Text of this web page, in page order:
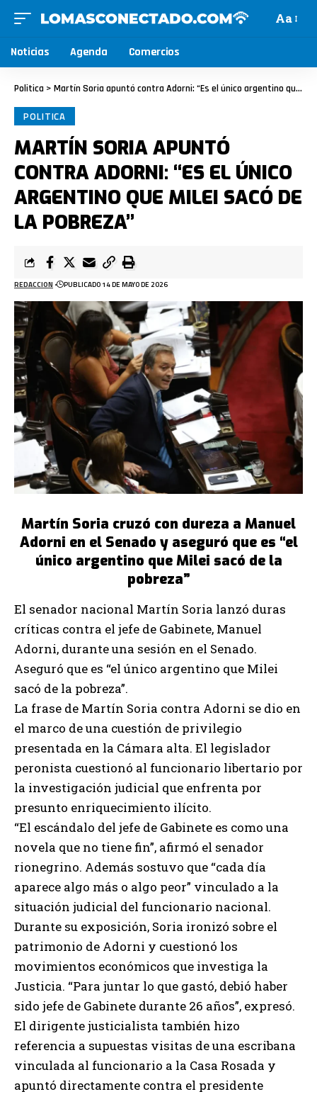
Aa
Noticias Agenda Comercios
Politica > Martín Soria apuntó contra Adorni: “Es el único argentino que Milei sacó de la pobreza”
POLITICA
MARTÍN SORIA APUNTÓ
CONTRA ADORNI: “ES EL ÚNICO
ARGENTINO QUE MILEI SACÓ DE
LA POBREZA”
REDACCION PUBLICADO 14 DE MAYO DE 2026
Martín Soria cruzó con dureza a Manuel
Adorni en el Senado y aseguró que es “el
único argentino que Milei sacó de la
pobreza”
El senador nacional Martín Soria lanzó duras
críticas contra el jefe de Gabinete, Manuel
Adorni, durante una sesión en el Senado.
Aseguró que es “el único argentino que Milei
sacó de la pobreza”.
La frase de Martín Soria contra Adorni se dio en
el marco de una cuestión de privilegio
presentada en la Cámara alta. El legislador
peronista cuestionó al funcionario libertario por
la investigación judicial que enfrenta por
presunto enriquecimiento ilícito.
“El escándalo del jefe de Gabinete es como una
novela que no tiene fin”, afirmó el senador
rionegrino. Además sostuvo que “cada día
aparece algo más o algo peor” vinculado a la
situación judicial del funcionario nacional.
Durante su exposición, Soria ironizó sobre el
patrimonio de Adorni y cuestionó los
movimientos económicos que investiga la
Justicia. “Para juntar lo que gastó, debió haber
sido jefe de Gabinete durante 26 años”, expresó.
El dirigente justicialista también hizo
referencia a supuestas visitas de una escribana
vinculada al funcionario a la Casa Rosada y
apuntó directamente contra el presidente